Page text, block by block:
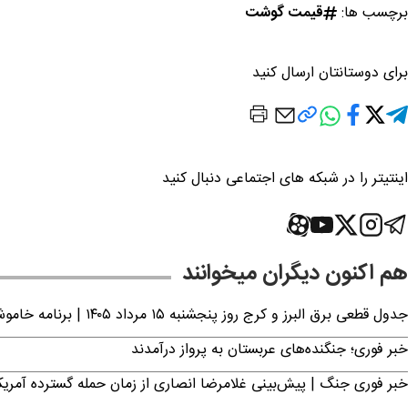
برچسب ها: قیمت گوشت
برای دوستانتان ارسال کنید
اینتیتر را در شبکه های اجتماعی دنبال کنید
هم اکنون دیگران میخوانند
جدول قطعی برق البرز و کرج روز پنجشنبه ۱۵ مرداد ۱۴۰۵ | برنامه خاموشی برق کرج اعلام شد
خبر فوری؛ جنگنده‌های عربستان به پرواز درآمدند
خبر فوری جنگ | پیش‌بینی غلامرضا انصاری از زمان حمله گسترده